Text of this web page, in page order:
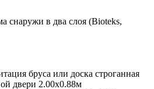
снаружи в два слоя (Bioteks,
бруса или доска строганная
двери 2.00х0.88м